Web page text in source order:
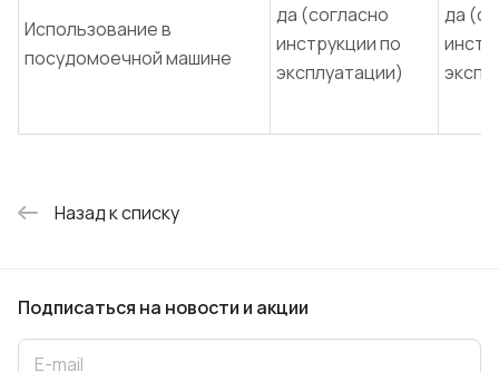
Использование в
посудомоечной машине
да (согласно
инструкции по
эксплуатации)
да
Назад к списку
Подписаться на новости и акции